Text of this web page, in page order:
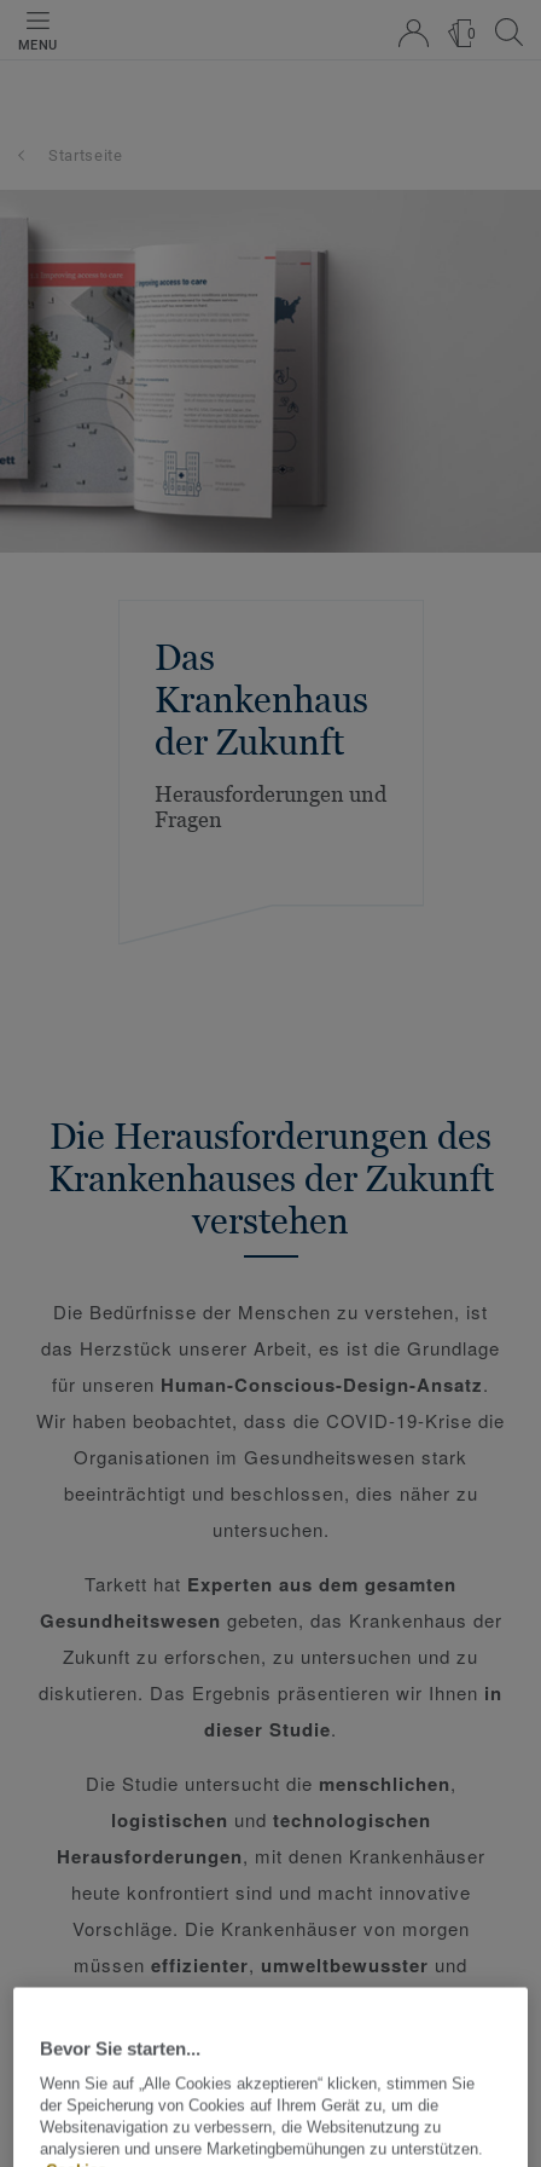
MENU
0
Startseite
Das
Krankenhaus
der Zukunft
Herausforderungen und
Fragen
Die Herausforderungen des
Krankenhauses der Zukunft
verstehen
Die Bedürfnisse der Menschen zu verstehen, ist
das Herzstück unserer Arbeit, es ist die Grundlage
für unseren Human-Conscious-Design-Ansatz.
Wir haben beobachtet, dass die COVID-19-Krise die
Organisationen im Gesundheitswesen stark
beeinträchtigt und beschlossen, dies näher zu
untersuchen.
Tarkett hat Experten aus dem gesamten
Gesundheitswesen gebeten, das Krankenhaus der
Zukunft zu erforschen, zu untersuchen und zu
diskutieren. Das Ergebnis präsentieren wir Ihnen in
dieser Studie.
Die Studie untersucht die menschlichen,
logistischen und technologischen
Herausforderungen, mit denen Krankenhäuser
heute konfrontiert sind und macht innovative
Vorschläge. Die Krankenhäuser von morgen
müssen effizienter, umweltbewusster und
Das White Paper beinhaltet die drei Säulen eines
positiven Patientenerlebnisses:Verbesserter
Zugangs zu medizinischer Versorgung
Bevor Sie starten...
Wenn Sie auf „Alle Cookies akzeptieren“ klicken, stimmen Sie
der Speicherung von Cookies auf Ihrem Gerät zu, um die
Websitenavigation zu verbessern, die Websitenutzung zu
analysieren und unsere Marketingbemühungen zu unterstützen.